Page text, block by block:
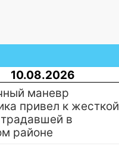
10.08.2026
маневр
привел к жесткой
в
районе